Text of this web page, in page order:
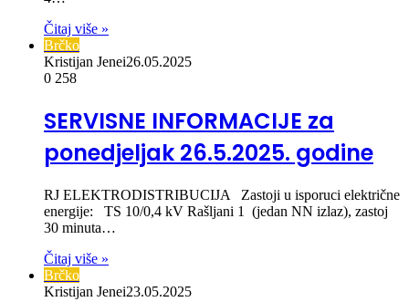
Čitaj više »
Brčko
Kristijan Jenei26.05.2025
0 258
SERVISNE INFORMACIJE za
ponedjeljak 26.5.2025. godine
RJ ELEKTRODISTRIBUCIJA Zastoji u isporuci električne
energije: TS 10/0,4 kV Rašljani 1 (jedan NN izlaz), zastoj
30 minuta…
Čitaj više »
Brčko
Kristijan Jenei23.05.2025